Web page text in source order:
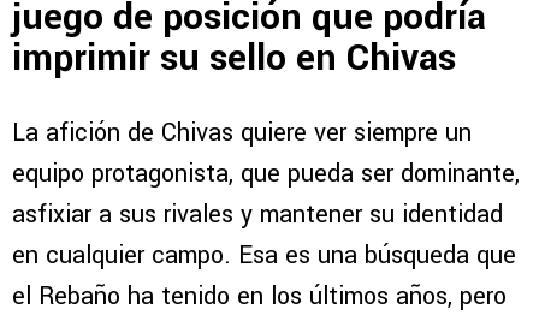
juego de posición que podría
imprimir su sello en Chivas
La afición de Chivas quiere ver siempre un
equipo protagonista, que pueda ser dominante,
asfixiar a sus rivales y mantener su identidad
en cualquier campo. Esa es una búsqueda que
el Rebaño ha tenido en los últimos años, pero